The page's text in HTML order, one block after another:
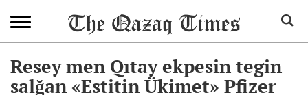
Resey men Qıtay ekpesin tegin
salğan «Estitin Ükimet» Pfizer